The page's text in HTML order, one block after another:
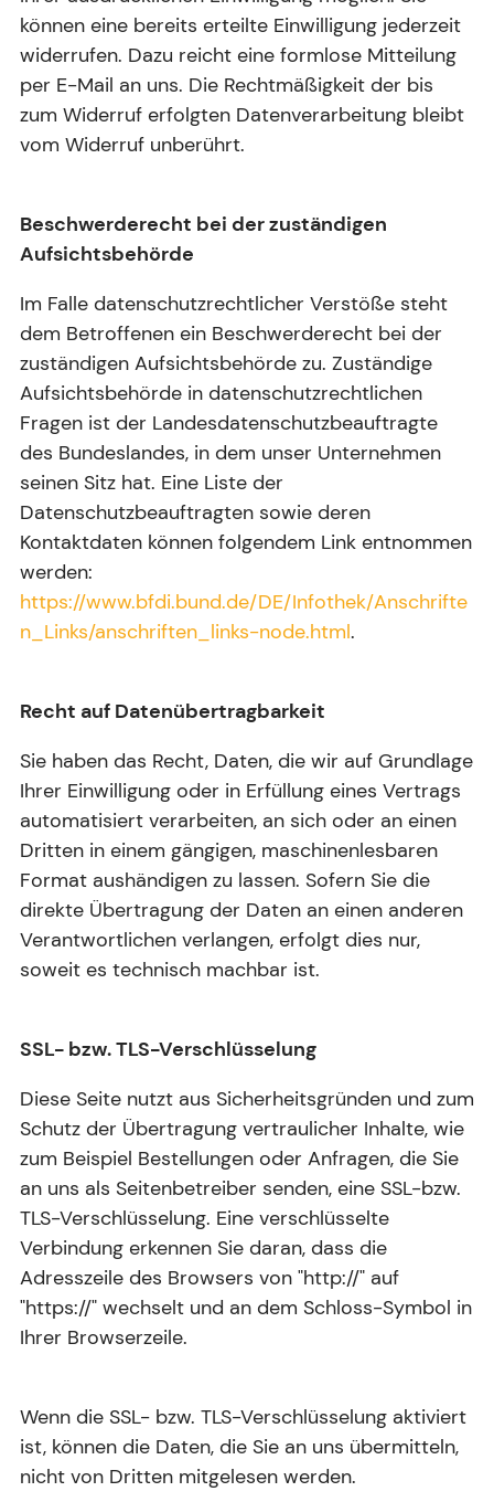
können eine bereits erteilte Einwilligung jederzeit
widerrufen. Dazu reicht eine formlose Mitteilung
per E-Mail an uns. Die Rechtmäßigkeit der bis
zum Widerruf erfolgten Datenverarbeitung bleibt
vom Widerruf unberührt.
Beschwerderecht bei der zuständigen
Aufsichtsbehörde
Im Falle datenschutzrechtlicher Verstöße steht
dem Betroffenen ein Beschwerderecht bei der
zuständigen Aufsichtsbehörde zu. Zuständige
Aufsichtsbehörde in datenschutzrechtlichen
Fragen ist der Landesdatenschutzbeauftragte
des Bundeslandes, in dem unser Unternehmen
seinen Sitz hat. Eine Liste der
Datenschutzbeauftragten sowie deren
Kontaktdaten können folgendem Link entnommen
werden:
https://www.bfdi.bund.de/DE/Infothek/Anschrifte
n_Links/anschriften_links-node.html.
Recht auf Datenübertragbarkeit
Sie haben das Recht, Daten, die wir auf Grundlage
Ihrer Einwilligung oder in Erfüllung eines Vertrags
automatisiert verarbeiten, an sich oder an einen
Dritten in einem gängigen, maschinenlesbaren
Format aushändigen zu lassen. Sofern Sie die
direkte Übertragung der Daten an einen anderen
Verantwortlichen verlangen, erfolgt dies nur,
soweit es technisch machbar ist.
SSL- bzw. TLS-Verschlüsselung
Diese Seite nutzt aus Sicherheitsgründen und zum
Schutz der Übertragung vertraulicher Inhalte, wie
zum Beispiel Bestellungen oder Anfragen, die Sie
an uns als Seitenbetreiber senden, eine SSL-bzw.
TLS-Verschlüsselung. Eine verschlüsselte
Verbindung erkennen Sie daran, dass die
Adresszeile des Browsers von "http://" auf
"https://" wechselt und an dem Schloss-Symbol in
Ihrer Browserzeile.
Wenn die SSL- bzw. TLS-Verschlüsselung aktiviert
ist, können die Daten, die Sie an uns übermitteln,
nicht von Dritten mitgelesen werden.